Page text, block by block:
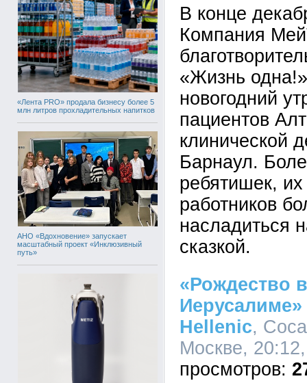
«Лента PRO» продала бизнесу более 5
млн литров прохладительных напитков
АНО «Вдохновение» запускает
масштабный проект «Инклюзивный
путь»
В конце
Компания
«Жизнь
новогодний
пациентов
клинической
Барнаул.
ребятишек,
работников
насладиться
сказкой.
«Рождество
Hellenic,
Москве,